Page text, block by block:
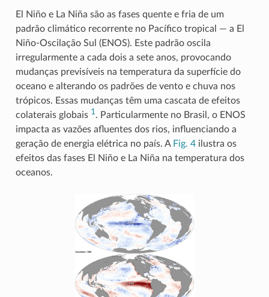
El Niño e La Niña são as fases quente e fria de um
padrão climático recorrente no Pacífico tropical — a El
Niño-Oscilação Sul (ENOS). Este padrão oscila
irregularmente a cada dois a sete anos, provocando
mudanças previsíveis na temperatura da superfície do
oceano e alterando os padrões de vento e chuva nos
trópicos. Essas mudanças têm uma cascata de efeitos
colaterais globais 1. Particularmente no Brasil, o ENOS
impacta as vazões afluentes dos rios, influenciando a
geração de energia elétrica no país. A Fig. 4ilustra os
efeitos das fases El Niño e La Niña na temperatura dos
oceanos.